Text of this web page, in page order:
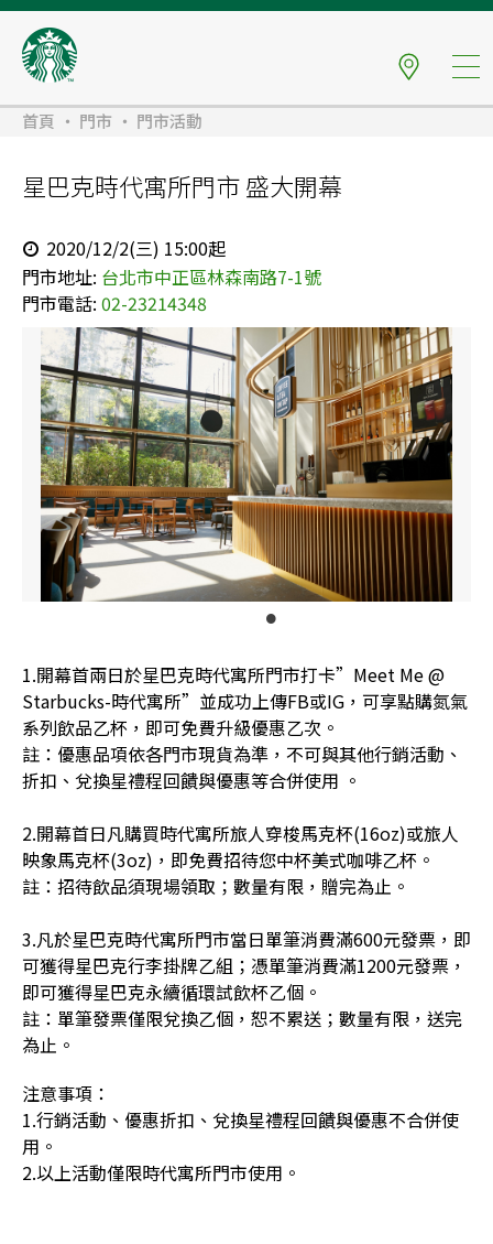
首頁 門市 門市活動
星巴克時代寓所門市 盛大開幕
2020/12/2(三) 15:00起
門市地址: 台北市中正區林森南路7-1號
門市電話: 02-23214348
1.開幕首兩日於星巴克時代寓所門市打卡”Meet Me @
Starbucks-時代寓所”並成功上傳FB或IG，可享點購氮氣
系列飲品乙杯，即可免費升級優惠乙次。
註：優惠品項依各門市現貨為準，不可與其他行銷活動、
折扣、兌換星禮程回饋與優惠等合併使用 。
2.開幕首日凡購買時代寓所旅人穿梭馬克杯(16oz)或旅人
映象馬克杯(3oz)，即免費招待您中杯美式咖啡乙杯。
註：招待飲品須現場領取；數量有限，贈完為止。
3.凡於星巴克時代寓所門市當日單筆消費滿600元發票，即
可獲得星巴克行李掛牌乙組；憑單筆消費滿1200元發票，
即可獲得星巴克永續循環試飲杯乙個。
註：單筆發票僅限兌換乙個，恕不累送；數量有限，送完
為止。
1.行銷活動、優惠折扣、兌換星禮程回饋與優惠不合併使
用。
2.以上活動僅限時代寓所門市使用。